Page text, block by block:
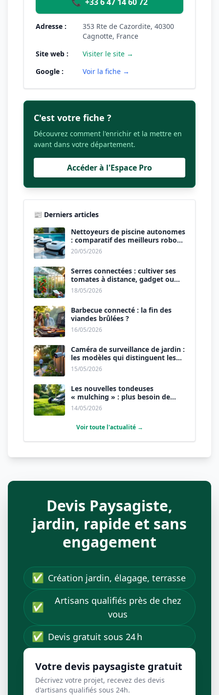
Adresse :
353 Rte de Cazordite, 40300
Cagnotte, France
Site web :
Visiter le site →
Google :
Voir la fiche →
C'est votre fiche ?
Découvrez comment l'enrichir et la mettre en
avant dans votre département.
Accéder à l'Espace Pro
📰 Derniers articles
Nettoyeurs de piscine autonomes
: comparatif des meilleurs robots
de 2026.
20/05/2026
Serres connectées : cultiver ses
tomates à distance, gadget ou
révolution ?
18/05/2026
Barbecue connecté : la fin des
viandes brûlées ?
16/05/2026
Caméra de surveillance de jardin :
les modèles qui distinguent les
humains des animaux.
15/05/2026
Les nouvelles tondeuses
« mulching » : plus besoin de
ramasser l’herbe.
14/05/2026
Voir toute l'actualité →
Devis Paysagiste,
jardin, rapide et sans
engagement
✅ Création jardin, élagage, terrasse
✅
Artisans qualifiés près de chez
vous
✅ Devis gratuit sous 24 h
Votre devis paysagiste gratuit
Décrivez votre projet, recevez des devis
d'artisans qualifiés sous 24h.